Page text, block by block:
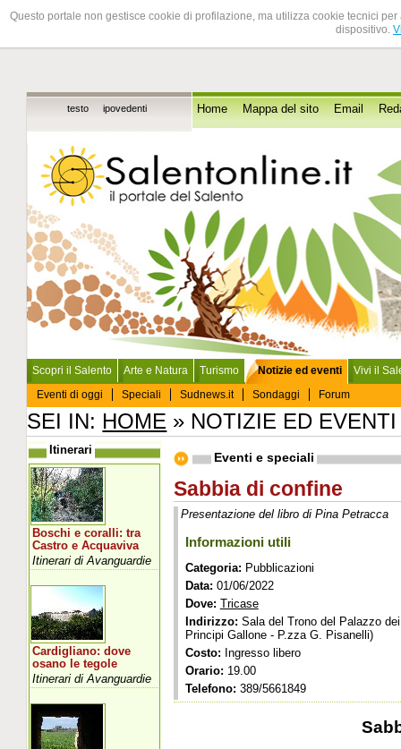
Questo portale non gestisce cookie di profilazione, ma utilizza cookie tecnici
dispositivo.
testo ipovedenti Home Mappa del sito Email
Scopri il Salento Arte e Natura Turismo
Notizie ed eventi
Eventi di oggi
Speciali Sudnews.it Sondaggi Forum
Vivi il
SEI IN: HOME » NOTIZIE ED
Eventi e speciali
Sabbia di confine
Presentazione del libro di Pina Petracca
Informazioni utili
Categoria: Pubblicazioni
Data: 01/06/2022
Dove: Tricase
Indirizzo: Sala del Trono del Palazzo dei
Principi Gallone - P.zza G. Pisanelli)
Costo: Ingresso libero
Orario: 19.00
Telefono: 389/5661849
Itinerari
Boschi e coralli: tra
Castro e Acquaviva
Itinerari di Avanguardie
Cardigliano: dove
osano le tegole
Itinerari di Avanguardie